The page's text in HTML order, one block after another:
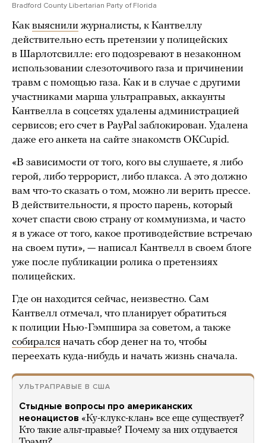
Bradford County Libertarian Party of Florida
Как выяснили журналисты, к Кантвеллу
действительно есть претензии у полицейских
в Шарлотсвилле: его подозревают в незаконном
использовании слезоточивого газа и причинении
травм с помощью газа. Как и в случае с другими
участниками марша ультраправых, аккаунты
Кантвелла в соцсетях удалены администрацией
сервисов; его счет в PayPal заблокирован. Удалена
даже его анкета на сайте знакомств OKCupid.
«В зависимости от того, кого вы слушаете, я либо
герой, либо террорист, либо плакса. А это должно
вам что-то сказать о том, можно ли верить прессе.
В действительности, я просто парень, который
хочет спасти свою страну от коммунизма, и часто
я в ужасе от того, какое противодействие встречаю
на своем пути», — написал Кантвелл в своем блоге
уже после публикации ролика о претензиях
полицейских.
Где он находится сейчас, неизвестно. Сам
Кантвелл отмечал, что планирует обратиться
к полиции Нью-Гэмпшира за советом, а также
собирался начать сбор денег на то, чтобы
переехать куда-нибудь и начать жизнь сначала.
УЛЬТРАПРАВЫЕ В США
Стыдные вопросы про американских
неонацистов «Ку-клукс-клан» все еще существует?
Кто такие альт-правые? Почему за них отдувается